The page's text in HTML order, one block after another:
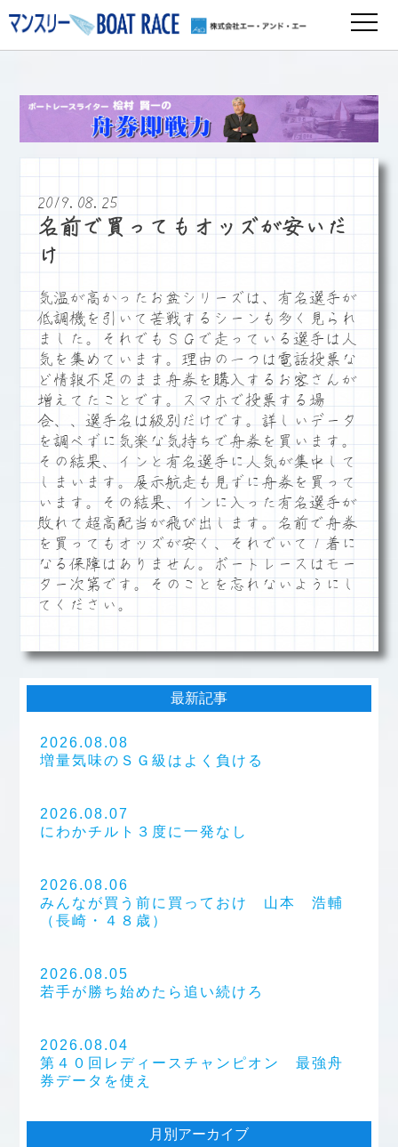
2019.08.25
名前で買ってもオッズが安いだ
け
気温が高かったお盆シリーズは、有名選手が
低調機を引いて苦戦するシーンも多く見られ
ました。それでもＳＧで走っている選手は人
気を集めています。理由の一つは電話投票な
ど情報不足のまま舟券を購入するお客さんが
増えてたことです。スマホで投票する場
合、、選手名は級別だけです。詳しいデータ
を調べずに気楽な気持ちで舟券を買います。
その結果、インと有名選手に人気が集中して
しまいます。展示航走も見ずに舟券を買って
います。その結果、インに入った有名選手が
敗れて超高配当が飛び出します。名前で舟券
を買ってもオッズが安く、それでいて１着に
なる保障はありません。ボートレースはモー
ター次第です。そのことを忘れないようにし
てください。
最新記事
2026.08.08
増量気味のＳＧ級はよく負ける
2026.08.07
にわかチルト３度に一発なし
2026.08.06
みんなが買う前に買っておけ 山本 浩輔
（長崎・４８歳）
2026.08.05
若手が勝ち始めたら追い続けろ
2026.08.04
第４０回レディースチャンピオン 最強舟
券データを使え
月別アーカイブ